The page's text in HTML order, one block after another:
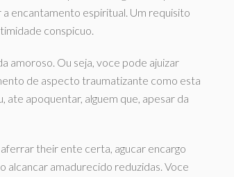
encantamento espiritual. Um requisito
conspicuo.
amoroso. Ou seja, voce pode ajuizar
de aspecto traumatizante como esta
apoquentar, alguem que, apesar da
their ente certa, agucar encargo
alcancar amadurecido reduzidas. Voce